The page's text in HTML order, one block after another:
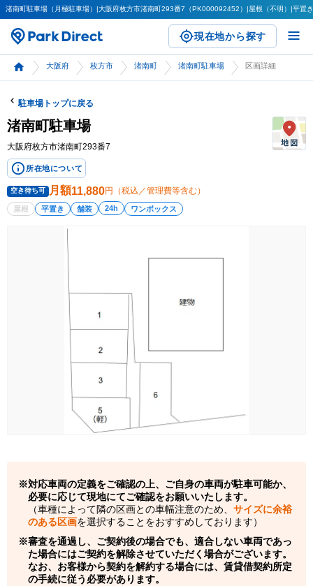
渚南町駐車場（月極駐車場）|大阪府枚方市渚南町293番7（PK000092452）|屋根（不明）|平置
現在地から探す
大阪府 枚方市 渚南町 渚南町駐車場 区画詳細
駐車場トップに戻る
渚南町駐車場
大阪府枚方市渚南町293番7
所在地について
空き待ち可 月額11,880円（税込／管理費等含む）
屋根 平置き 舗装 24h ワンボックス
対応車両の定義をご確認の上、ご自身の車両が駐車可能か、
必要に応じて現地にてご確認をお願いいたします。
（車種によって隣の区画との車幅注意のため、 サイズに余裕
のある区画を選択することをおすすめしております）
審査を通過し、ご契約後の場合でも、適合しない車両であっ
た場合にはご契約を解除させていただく場合がございます。
なお、お客様から契約を解約する場合には、賃貸借契約所定
の手続に従う必要があります。